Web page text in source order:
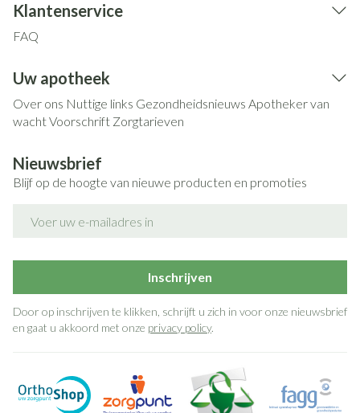
Klantenservice
FAQ
Uw apotheek
Over ons Nuttige links Gezondheidsnieuws Apotheker van
wachtVoorschrift Zorgtarieven
Nieuwsbrief
Blijf op de hoogte van nieuwe producten en promoties
Inschrijven
Door op inschrijven te klikken, schrijft u zich in voor onze nieuwsbrief
en gaat u akkoord met onze privacy policy.